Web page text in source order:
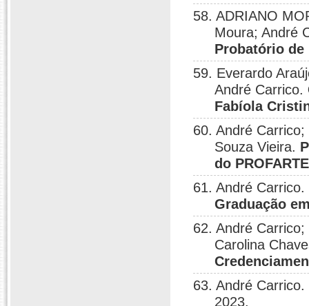
58. ADRIANO
Moura; André
Probatório
59. Everardo
André Carrico.
Fabíola
60. André
Souza Vieira.
do
61. André Carrico.
Graduação
62. André
Carolina
63. André Carrico.
2023.